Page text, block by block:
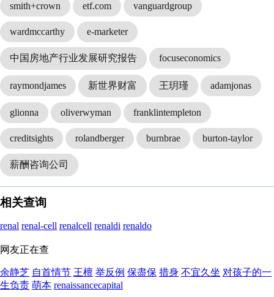
smith+crown etf.com vanguardgroup
wardmccarthy e-marketer
中国房地产行业发展研究报告 focuseconomics
raymondjames 新世界财富 王玥瑾 adamjonas
glionna oliverwyman franklintempleton
creditsights rolandberger burnbrae burton-taylor
薪酬咨询公司
相关查询
renal renal-cell renalcell renaldi renaldo
网友正在查
余静芝 自首情节 王檀 举反例 保盡保 措身 不宜久坐 对孩子的一
生负责 萌本 renaissancecapital